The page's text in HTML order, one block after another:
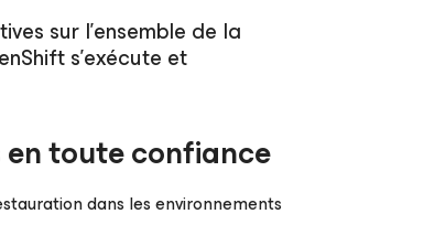
sur l’ensemble de la
s’exécute et
toute confiance
dans les environnements